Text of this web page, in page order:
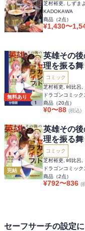
芝村裕吏, しずま
KADOKAWA
商品（2点）
¥1,430〜
無料あり
英雄その
理を振る舞
コミック
芝村裕吏, 峠比呂,
ドラゴンコミック
商品（20点）
¥0〜88 (税込)
完結
英雄その
理を振る
コミック
芝村裕吏, 峠比呂,
ドラゴンコミック
商品（2点）
¥792〜836 (
セーフサーチの設定